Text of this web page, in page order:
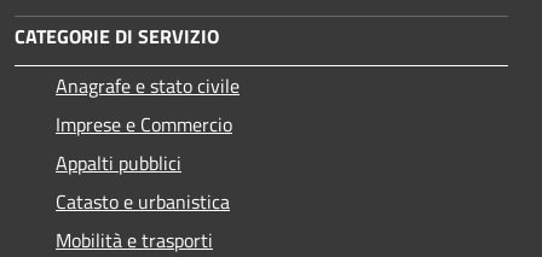
CATEGORIE DI SERVIZIO
Anagrafe e stato civile
Imprese e Commercio
Appalti pubblici
Catasto e urbanistica
Mobilità e trasporti